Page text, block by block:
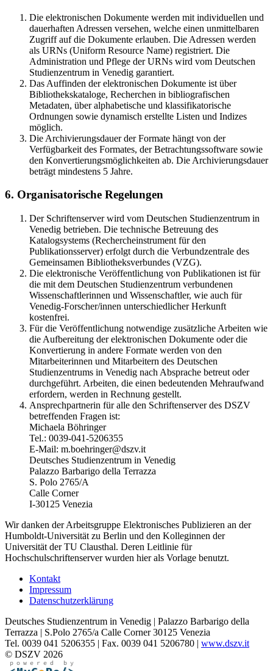
Die elektronischen Dokumente werden mit individuellen und
dauerhaften Adressen versehen, welche einen unmittelbaren
Zugriff auf die Dokumente erlauben. Die Adressen werden
als URNs (Uniform Resource Name) registriert. Die
Administration und Pflege der URNs wird vom Deutschen
Studienzentrum in Venedig garantiert.
Das Auffinden der elektronischen Dokumente ist über
Bibliothekskataloge, Recherchen in bibliografischen
Metadaten, über alphabetische und klassifikatorische
Ordnungen sowie dynamisch erstellte Listen und Indizes
möglich.
Die Archivierungsdauer der Formate hängt von der
Verfügbarkeit des Formates, der Betrachtungssoftware sowie
den Konvertierungsmöglichkeiten ab. Die Archivierungsdauer
beträgt mindestens 5 Jahre.
6. Organisatorische Regelungen
Der Schriftenserver wird vom Deutschen Studienzentrum in
Venedig betrieben. Die technische Betreuung des
Katalogsystems (Rechercheinstrument für den
Publikationsserver) erfolgt durch die Verbundzentrale des
Gemeinsamen Bibliotheksverbundes (VZG).
Die elektronische Veröffentlichung von Publikationen ist für
die mit dem Deutschen Studienzentrum verbundenen
Wissenschaftlerinnen und Wissenschaftler, wie auch für
Venedig-Forscher/innen unterschiedlicher Herkunft
kostenfrei.
Für die Veröffentlichung notwendige zusätzliche Arbeiten wie
die Aufbereitung der elektronischen Dokumente oder die
Konvertierung in andere Formate werden von den
Mitarbeiterinnen und Mitarbeitern des Deutschen
Studienzentrums in Venedig nach Absprache betreut oder
durchgeführt. Arbeiten, die einen bedeutenden Mehraufwand
erfordern, werden in Rechnung gestellt.
Ansprechpartnerin für alle den Schriftenserver des DSZV
betreffenden Fragen ist:
Michaela Böhringer
Tel.: 0039-041-5206355
E-Mail: m.boehringer@dszv.it
Deutsches Studienzentrum in Venedig
Palazzo Barbarigo della Terrazza
S. Polo 2765/A
Calle Corner
I-30125 Venezia
Wir danken der Arbeitsgruppe Elektronisches Publizieren an der
Humboldt-Universität zu Berlin und den Kolleginnen der
Universität der TU Clausthal. Deren Leitlinie für
Hochschulschriftenserver wurden hier als Vorlage benutzt.
Kontakt
Impressum
Datenschutzerklärung
Deutsches Studienzentrum in Venedig | Palazzo Barbarigo della
Terrazza | S.Polo 2765/a Calle Corner 30125 Venezia
Tel. 0039 041 5206355 | Fax. 0039 041 5206780 | www.dszv.it
© DSZV 2026